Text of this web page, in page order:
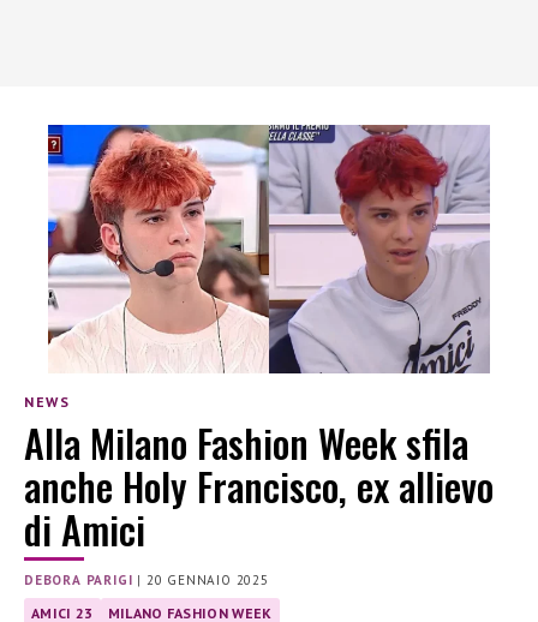
NEWS
Alla Milano Fashion Week sfila
anche Holy Francisco, ex allievo
di Amici
DEBORA PARIGI | 20 GENNAIO 2025
AMICI 23 MILANO FASHION WEEK